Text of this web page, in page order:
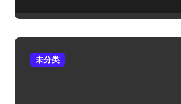
未分类